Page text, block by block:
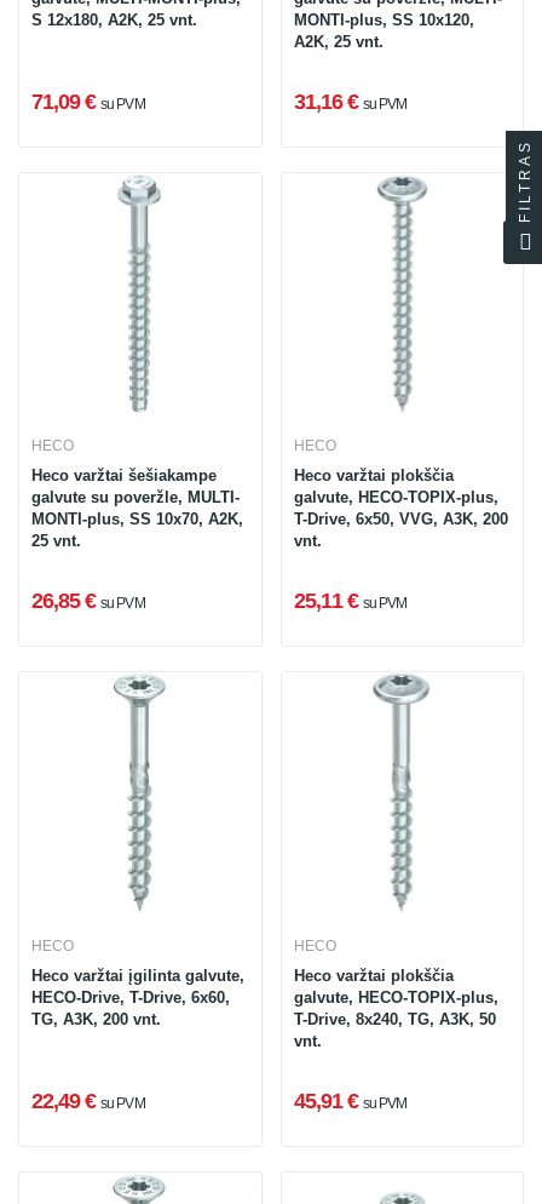
S 12x180, A2K, 25 vnt.
71,09 € su PVM
MONTI-plus, SS 10x120,
A2K, 25 vnt.
31,16 € su PVM
HECO
Heco varžtai šešiakampe
galvute su poveržle, MULTI-
MONTI-plus, SS 10x70, A2K,
25 vnt.
26,85 € su PVM
HECO
Heco varžtai plokščia
galvute, HECO-TOPIX-plus,
T-Drive, 6x50, VVG, A3K, 200
vnt.
25,11 € su PVM
HECO
Heco varžtai įgilinta galvute,
HECO-Drive, T-Drive, 6x60,
TG, A3K, 200 vnt.
22,49 € su PVM
HECO
Heco varžtai plokščia
galvute, HECO-TOPIX-plus,
T-Drive, 8x240, TG, A3K, 50
vnt.
45,91 € su PVM
FILTRAS